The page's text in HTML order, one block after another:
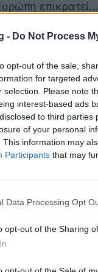
- Do Not Process
opt-out of the sale,
for targeted
selection. Please note
interest-based ads
to third
of your personal
This information may
Participants that may
Data Processing Opt
opt-out of the Sharing
επικρατεί…
δεν έχει
από πάρα
αδικία κατά
Αρχής, με τον
ευρωπαϊκού
ο… τρελός του
Ο
τα κακώς
αποφάσεις των
που
στο πλευρό
Όλοι